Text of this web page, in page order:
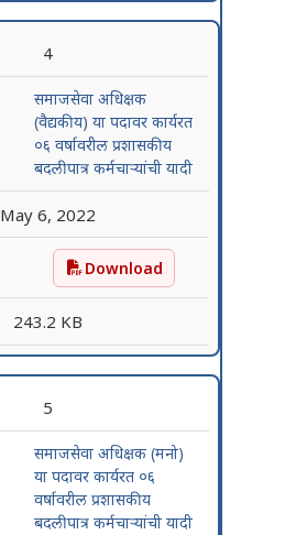
4
समाजसेवा अधिक्षक
(वैद्यकीय) या पदावर कार्यरत
०६ वर्षावरील प्रशासकीय
बदलीपात्र कर्मचाऱ्यांची यादी
May 6, 2022
समाजसेवा अधिक्षक (वैद्यकीय)
Download
243.2 KB
5
समाजसेवा अधिक्षक (मनो)
या पदावर कार्यरत ०६
वर्षावरील प्रशासकीय
बदलीपात्र कर्मचाऱ्यांची यादी